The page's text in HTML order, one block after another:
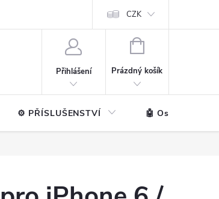
CZK
Přihlášení
NÁKUPNÍ
Prázdný košík
⚙️ PŘÍSLUŠENSTVÍ 🤖 Ostatní